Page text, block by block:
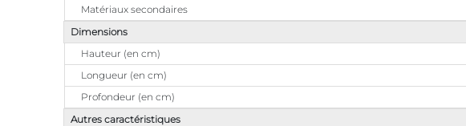
Matériaux secondaires
Dimensions
Hauteur (en cm)
Longueur (en cm)
Profondeur (en cm)
Autres caractéristiques